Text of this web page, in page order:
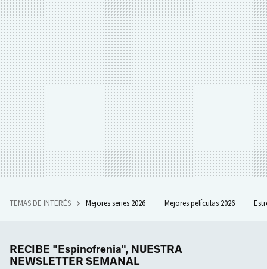
TEMAS DE INTERÉS Mejores series 2026 Mejores películas 2026
RECIBE "Espinofrenia", NUESTRA
NEWSLETTER SEMANAL